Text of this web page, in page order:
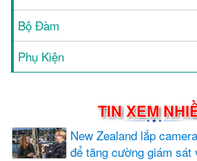
Bộ Đàm
Phụ Kiện
TIN XEM
New Zealand lắp
để tăng cường giám sát